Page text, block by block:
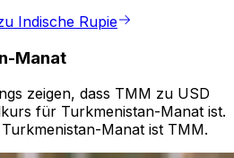
Indische Rupie
Manat
zeigen, dass TMM zu USD
für Turkmenistan-Manat ist.
Manat ist TMM.